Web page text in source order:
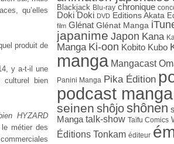
qu’elles
produit de
y a-t-il une
culturel bien
HYZARD
métier des
Blackjack Blu-ray chronique
Doki Doki DVD Editions Akata
film Glénat Glénat Manga
japanime Japon Kana
Manga Ki-oon Kobito Kubo
manga Mangacast
Panini Manga Pika Édition
podcast manga
seinen shôjoshônen
Manga talk-show Taïfu Comics
Éditions Tonkam éditeur